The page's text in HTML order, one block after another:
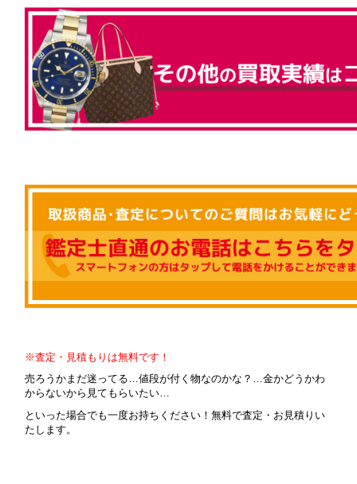
※査定・見積もりは無料です！
売ろうかまだ迷ってる…値段が付く物なのかな？…金かどうかわ
からないから見てもらいたい…
といった場合でも一度お持ちください！無料で査定・お見積りい
たします。